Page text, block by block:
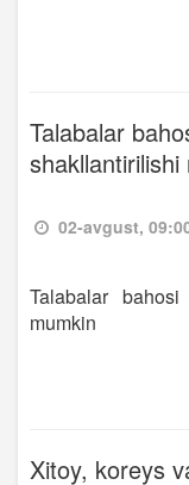
Talabalar
shakllantirilishi
02-avgust,
Talabalar
mumkin
Xitoy, koreys